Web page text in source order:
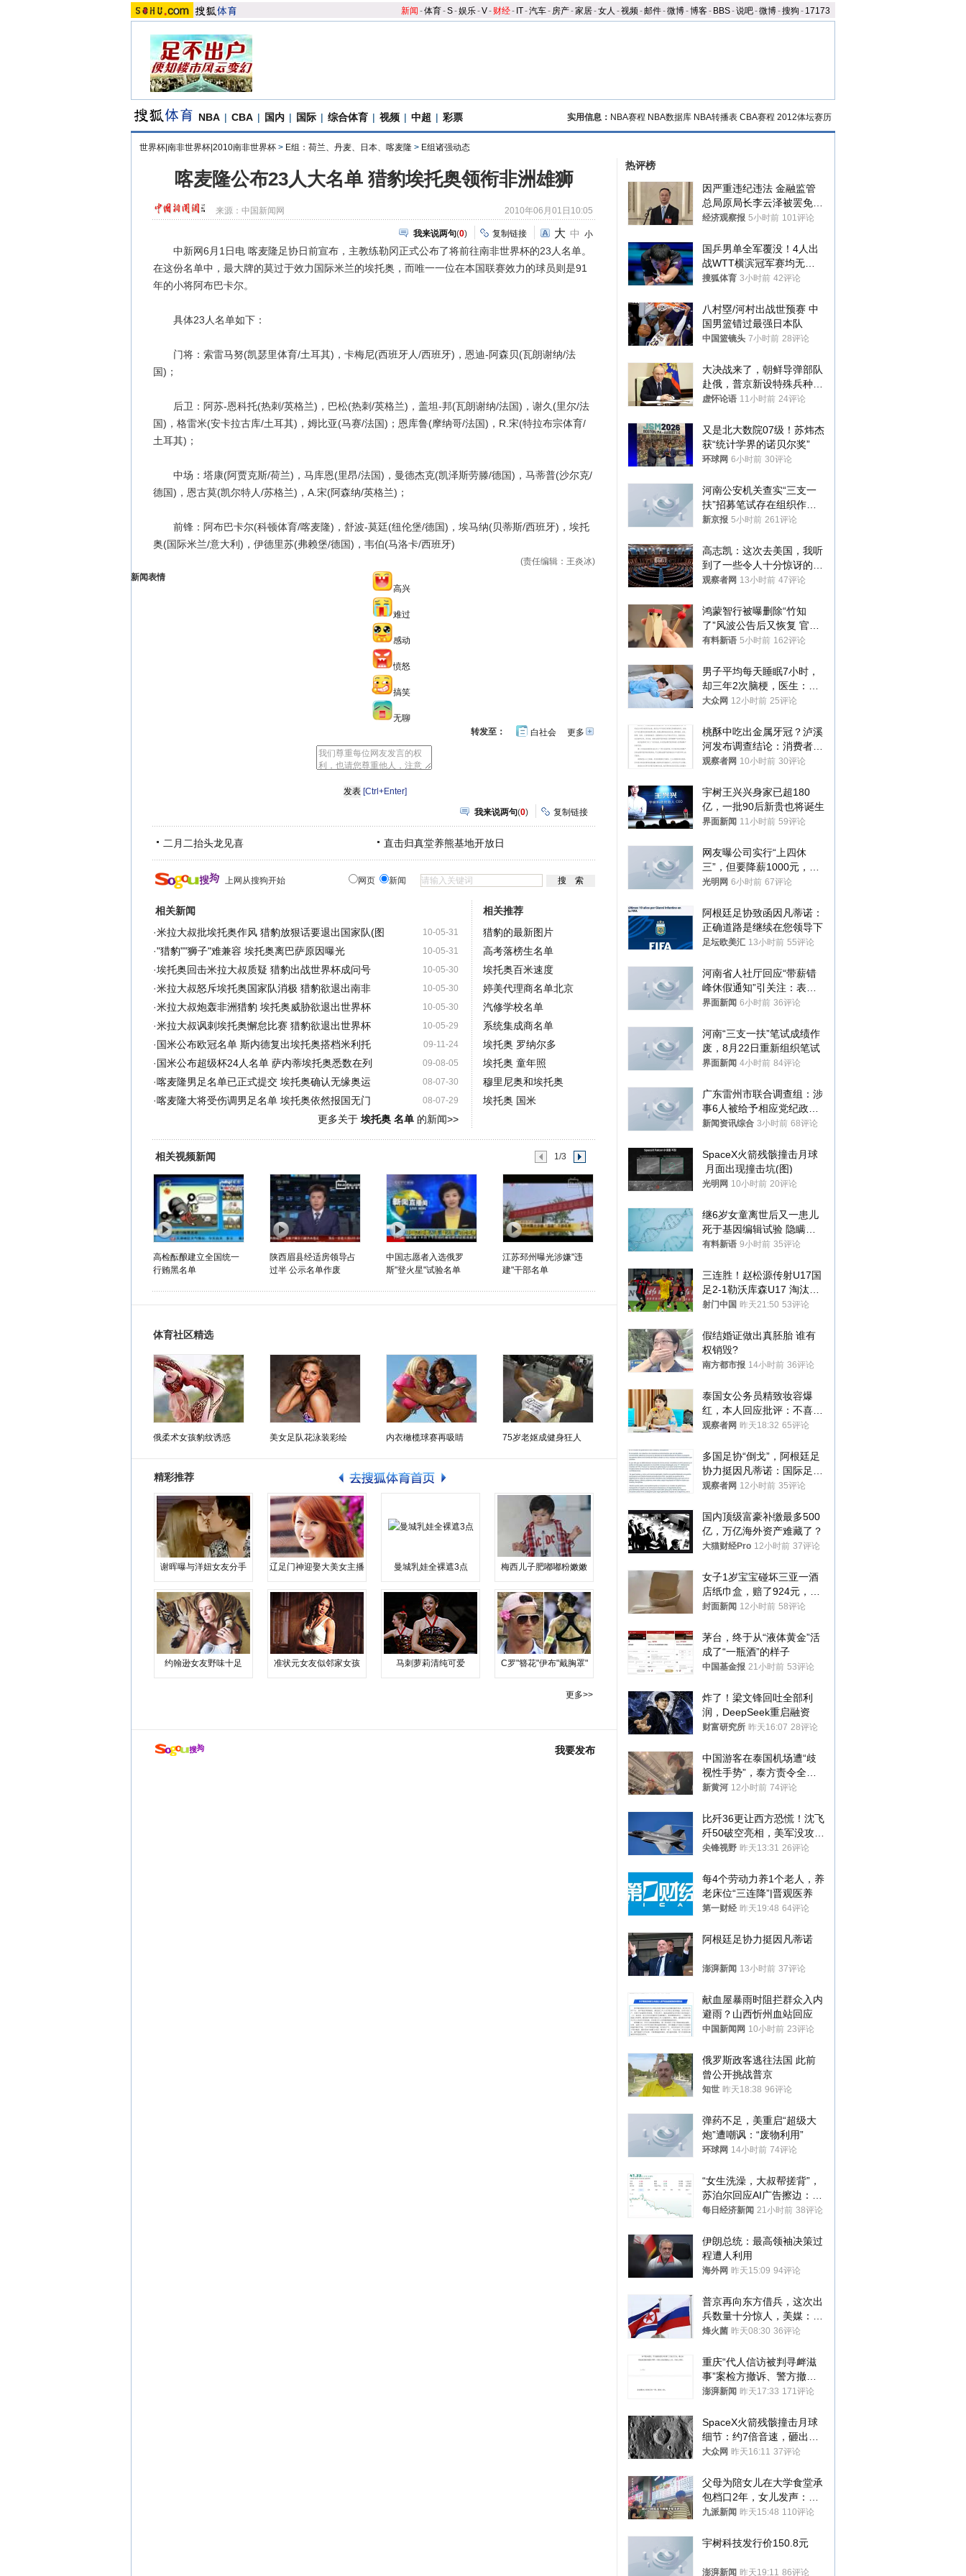
新闻 -体育-S-娱乐-V- 财经- IT-汽车- 房产-家居-女人 -视频-邮件-微博-博客- BBS-说吧-微博-搜狗 - 17173
NBA | CBA | 国内 | 国际 | 综合体育 | 视频 | 中超 | 彩票 实用信息： NBA赛程 NBA数据库 NBA转播表 CBA赛程 2012体坛赛历
世界杯|南非世界杯|2010南非世界杯 > E组：荷兰、丹麦、日本、喀麦隆 > E组诸强动态
喀麦隆公布23人大名单 猎豹埃托奥领衔非洲雄狮
来源： 中国新闻网 2010年06月01日10:05
我来说两句(0) 复制链接 大 中 小
中新网6月1日电 喀麦隆足协日前宣布，主教练勒冈正式公布了将前往南非世界杯的23人名单。
在这份名单中，最大牌的莫过于效力国际米兰的埃托奥，而唯一一位在本国联赛效力的球员则是91
年的小将阿布巴卡尔。
具体23人名单如下：
门将：索雷马努(凯瑟里体育/土耳其)，卡梅尼(西班牙人/西班牙)，恩迪-阿森贝(瓦朗谢纳/法
国)；
后卫：阿苏-恩科托(热刺/英格兰)，巴松(热刺/英格兰)，盖坦-邦(瓦朗谢纳/法国)，谢久(里尔/法
国)，格雷米(安卡拉古库/土耳其)，姆比亚(马赛/法国)；恩库鲁(摩纳哥/法国)，R.宋(特拉布宗体育/
土耳其)；
中场：塔康(阿贾克斯/荷兰)，马库恩(里昂/法国)，曼德杰克(凯泽斯劳滕/德国)，马蒂普(沙尔克/
德国)，恩古莫(凯尔特人/苏格兰)，A.宋(阿森纳/英格兰)；
前锋：阿布巴卡尔(科顿体育/喀麦隆)，舒波-莫廷(纽伦堡/德国)，埃马纳(贝蒂斯/西班牙)，埃托
奥(国际米兰/意大利)，伊德里苏(弗赖堡/德国)，韦伯(马洛卡/西班牙)
(责任编辑：王炎冰)
新闻表情
高兴
难过
感动
愤怒
搞笑
无聊
更多开
转发至： 白社会
[Ctrl+Enter]
我来说两句(0) 复制链接
二月二抬头龙见喜 直击归真堂养熊基地开放日
上网从搜狗开始 网页 新闻
相关新闻
10-05-31
·米拉大叔批埃托奥作风 猎豹放狠话要退出国家队(图
10-05-31
·"猎豹""狮子"难兼容 埃托奥离巴萨原因曝光
10-05-30
·埃托奥回击米拉大叔质疑 猎豹出战世界杯成问号
10-05-30
·米拉大叔怒斥埃托奥国家队消极 猎豹欲退出南非
10-05-30
·米拉大叔炮轰非洲猎豹 埃托奥威胁欲退出世界杯
10-05-29
·米拉大叔讽刺埃托奥懈怠比赛 猎豹欲退出世界杯
09-11-24
· 国米公布欧冠名单 斯内德复出埃托奥搭档米利托
09-08-05
· 国米公布超级杯24人名单 萨内蒂埃托奥悉数在列
08-07-30
·喀麦隆男足名单已正式提交 埃托奥确认无缘奥运
08-07-29
·喀麦隆大将受伤调男足名单 埃托奥依然报国无门
更多关于 埃托奥 名单的新闻>>
相关推荐
猎豹的最新图片
高考落榜生名单
埃托奥百米速度
婷美代理商名单北京
汽修学校名单
系统集成商名单
埃托奥 罗纳尔多
埃托奥 童年照
穆里尼奥和埃托奥
埃托奥 国米
相关视频新闻 1/3
高检酝酿建立全国统一
行贿黑名单
陕西眉县经适房领导占
过半 公示名单作废
中国志愿者入选俄罗
斯"登火星"试验名单
江苏邳州曝光涉嫌"违
建"干部名单
体育社区精选
俄柔术女孩豹纹诱惑 美女足队花泳装彩绘 内衣橄榄球赛再吸睛 75岁老妪成健身狂人
精彩推荐
谢晖曝与洋妞女友分手 辽足门神迎娶大美女主播 曼城乳娃全裸遮3点 梅西儿子肥嘟嘟粉嫩嫩
约翰逊女友野味十足 准状元女友似邻家女孩 马刺萝莉清纯可爱 C罗"簪花"伊布"戴胸罩"
更多>>
我要发布
热评榜
因严重违纪违法 金融监管
总局原局长李云泽被罢免全
国人大代表
经济观察报 5小时前 101评论
国乒男单全军覆没！4人出
战WTT横滨冠军赛均无缘
八强
搜狐体育 3小时前 42评论
八村塁/河村出战世预赛 中
国男篮错过最强日本队
中国篮镜头 7小时前 28评论
大决战来了，朝鲜导弹部队
赴俄，普京新设特殊兵种，
76岁老将扛旗
虚怀论语 11小时前 24评论
又是北大数院07级！苏炜杰
获“统计学界的诺贝尔奖”
环球网 6小时前 30评论
河南公安机关查实“三支一
扶”招募笔试存在组织作弊
犯罪行为
新京报 5小时前 261评论
高志凯：这次去美国，我听
到了一些令人十分惊讶的消
息
观察者网 13小时前 47评论
鸿蒙智行被曝删除“竹知
了”风波公告后又恢复 官媒
曾力挺：劝华为要大度的，
有料新语 5小时前 162评论
男子平均每天睡眠7小时，
却三年2次脑梗，医生：这
样睡觉更伤身
大众网 12小时前 25评论
桃酥中吃出金属牙冠？泸溪
河发布调查结论：消费者已
澄清，所发视频情况不属实
观察者网 10小时前 30评论
宇树王兴兴身家已超180
亿，一批90后新贵也将诞生
界面新闻 11小时前 59评论
网友曝公司实行“上四休
三”，但要降薪1000元，不
接受只能辞职
光明网 6小时前 67评论
阿根廷足协致函因凡蒂诺：
正确道路是继续在您领导下
足坛欧美汇 13小时前 55评论
河南省人社厅回应“带薪错
峰休假通知”引关注：表述
不够准确，待修改后印发
界面新闻 6小时前 36评论
河南“三支一扶”笔试成绩作
废，8月22日重新组织笔试
界面新闻 4小时前 84评论
广东雷州市联合调查组：涉
事6人被给予相应党纪政务
处分和组织处理
新闻资讯综合 3小时前 68评论
SpaceX火箭残骸撞击月球
月面出现撞击坑(图)
光明网 10小时前 20评论
继6岁女童离世后又一患儿
死于基因编辑试验 隐瞒一
年才对外披露
有料新语 9小时前 35评论
三连胜！赵松源传射U17国
足2-1勒沃库森U17 淘汰赛
将战河床
射门中国 昨天21:50 53评论
假结婚证做出真胚胎 谁有
权销毁?
南方都市报 14小时前 36评论
泰国女公务员精致妆容爆
红，本人回应批评：不喜欢
就别看
观察者网 昨天18:32 65评论
多国足协“倒戈”，阿根廷足
协力挺因凡蒂诺：国际足联
今后应继续在其领导下前行
观察者网 12小时前 35评论
国内顶级富豪补缴最多500
亿，万亿海外资产难藏了？
大猫财经Pro 12小时前 37评论
女子1岁宝宝碰坏三亚一酒
店纸巾盒，赔了924元，发
帖吐槽后酒店退还一半的
封面新闻 12小时前 58评论
茅台，终于从“液体黄金”活
成了“一瓶酒”的样子
中国基金报 21小时前 53评论
炸了！梁文锋回吐全部利
润，DeepSeek重启融资
财富研究所 昨天16:07 28评论
中国游客在泰国机场遭“歧
视性手势”，泰方责令全面
调查，对责任人采取最严厉
新黄河 12小时前 74评论
比歼36更让西方恐慌！沈飞
歼50破空亮相，美军没攻克
的技术被拿下
尖锋视野 昨天13:31 26评论
每4个劳动力养1个老人，养
老床位“三连降”|晋观医养
第一财经 昨天19:48 64评论
阿根廷足协力挺因凡蒂诺
澎湃新闻 13小时前 37评论
献血屋暴雨时阻拦群众入内
避雨？山西忻州血站回应
中国新闻网 10小时前 23评论
俄罗斯政客逃往法国 此前
曾公开挑战普京
知世 昨天18:38 96评论
弹药不足，美重启“超级大
炮”遭嘲讽：“废物利用”
环球网 14小时前 74评论
“女生洗澡，大叔帮搓背”，
苏泊尔回应AI广告擦边：视
频全下架，已强化内容管理
每日经济新闻 21小时前 38评论
伊朗总统：最高领袖决策过
程遭人利用
海外网 昨天15:09 94评论
普京再向东方借兵，这次出
兵数量十分惊人，美媒：俄
朝要动真格？
烽火菌 昨天08:30 36评论
重庆“代人信访被判寻衅滋
事”案检方撤诉、警方撤
案，两被告人获国赔
澎湃新闻 昨天17:33 171评论
SpaceX火箭残骸撞击月球
细节：约7倍音速，砸出直
径约30米撞击坑
大众网 昨天16:11 37评论
父母为陪女儿在大学食堂承
包档口2年，女儿发声：初
衷是为了陪伴，毕业后将不
九派新闻 昨天15:48 110评论
宇树科技发行价150.8元
澎湃新闻 昨天19:11 86评论